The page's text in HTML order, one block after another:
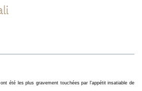
été les plus gravement touchées par l'appétit insatiable de